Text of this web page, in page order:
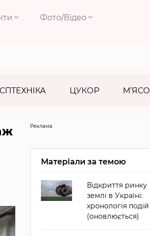
Фото/Відео
ЦУКОР М’ЯСО
Реклама
Матеріали за темою
Відкриття ринку
землі в Україні:
хронологія подій
(оновлюється)